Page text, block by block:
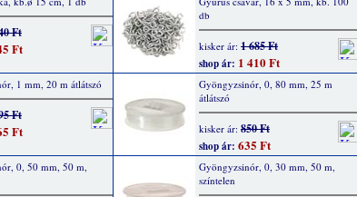
Ft
Ft
db
kisker ár: 1 685 Ft
shop ár: 1 410 Ft
1 mm, 20 m átlátszó
Ft
Ft
Gyöngyzsinór, 0, 80 mm, 25 m
átlátszó
kisker ár: 850 Ft
shop ár: 635 Ft
0, 50 mm, 50 m,
Gyöngyzsinór, 0, 30 mm, 50 m,
színtelen